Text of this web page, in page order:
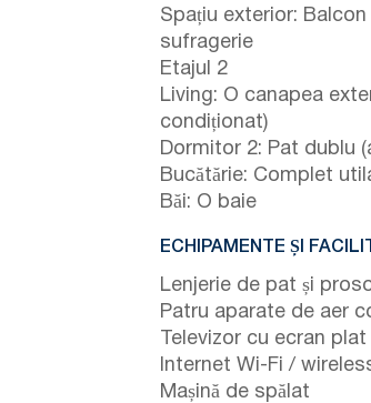
Spațiu exterior:
sufragerie
Etajul 2
Living: O canapea
condiționat)
Dormitor 2: Pat dublu
Bucătărie: Complet
Băi: O baie
ECHIPAMENTE ȘI
Lenjerie de pat și
Patru aparate de aer
Televizor cu ecran plat
Internet Wi-Fi /
Mașină de spălat